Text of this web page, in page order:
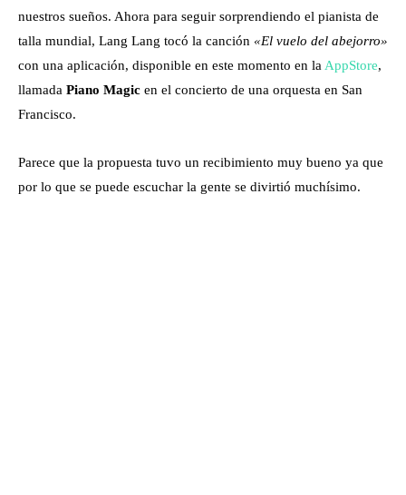
nuestros sueños. Ahora para seguir sorprendiendo el pianista de
talla mundial, Lang Lang tocó la canción «El vuelo del abejorro»
con una aplicación, disponible en este momento en la AppStore,
llamada Piano Magic en el concierto de una orquesta en San
Francisco.
Parece que la propuesta tuvo un recibimiento muy bueno ya que
por lo que se puede escuchar la gente se divirtió muchísimo.